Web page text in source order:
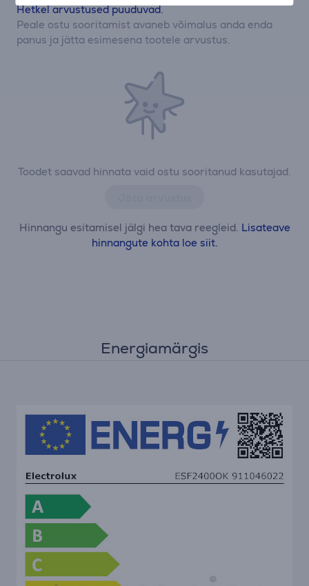
Toodet saavad hinnata vaid ostu sooritanud kasutajad.
Hinnangu esitamisel jälgi hea tava reegleid. Lisateave
hinnangute kohta loe siit.
Hetkel arvustused puuduvad.
Peale ostu sooritamist avaneb võimalus anda enda
panus ja jätta esimesena tootele arvustus.
Energiamärgis